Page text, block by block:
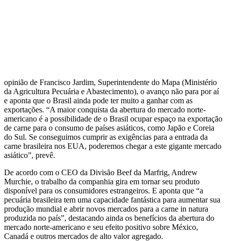
opinião de Francisco Jardim, Superintendente do Mapa (Ministério
da Agricultura Pecuária e Abastecimento), o avanço não para por aí
e aponta que o Brasil ainda pode ter muito a ganhar com as
exportações. “A maior conquista da abertura do mercado norte-
americano é a possibilidade de o Brasil ocupar espaço na exportação
de carne para o consumo de países asiáticos, como Japão e Coreia
do Sul. Se conseguimos cumprir as exigências para a entrada da
carne brasileira nos EUA, poderemos chegar a este gigante mercado
asiático”, prevê.
De acordo com o CEO da Divisão Beef da Marfrig, Andrew
Murchie, o trabalho da companhia gira em tornar seu produto
disponível para os consumidores estrangeiros. E aponta que “a
pecuária brasileira tem uma capacidade fantástica para aumentar sua
produção mundial e abrir novos mercados para a carne in natura
produzida no país”, destacando ainda os benefícios da abertura do
mercado norte-americano e seu efeito positivo sobre México,
Canadá e outros mercados de alto valor agregado.